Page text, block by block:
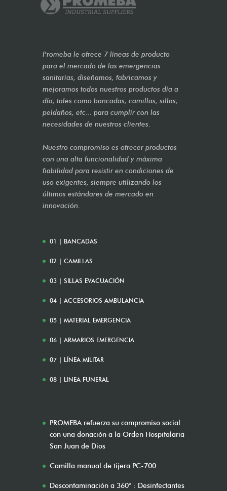
Promeba le ofrece 7 líneas de producto
para el mercado de las emergencias
sanitarias, diseñamos, fabricamos y
mejoramos todos nuestros productos día a
día, tales como bancadas, camillas, sillas,
peldaños, etc... para cumplir con las
necesidades de nuestros clientes.
Nuestro compromiso es ofrecer productos
con una alta funcionalidad y máxima
fiabilidad para resistir en condiciones de
uso exigentes, siempre utilizando los
últimos estándares de mercado en
innovación.
01 | BANCADAS
02 | CAMILLAS
03 | SILLAS EVACUACIÓN
04 | ACCESORIOS AMBULANCIA
05 | MATERIAL EMERGENCIA
06 | ARMARIOS EMERGENCIA
07 | LÍNEA MILITAR
08 | LINEA FUNERAL
PROMEBA refuerza su compromiso social
con una donación a la Orden Hospitalaria
San Juan de Dios
Camilla manual de tijera PC-700
Descontaminación a 360° : Desinfectantes